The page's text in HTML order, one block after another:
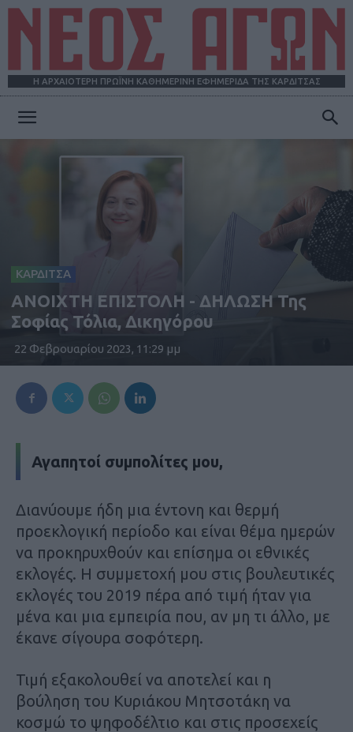
Η ΑΡΧΑΙΟΤΕΡΗ ΠΡΩΪΝΗ ΚΑΘΗΜΕΡΙΝΗ ΕΦΗΜΕΡΙΔΑ ΤΗΣ ΚΑΡΔΙΤΣΑΣ
ΚΑΡΔΙΤΣΑ
ΑΝΟΙΧΤΗ ΕΠΙΣΤΟΛΗ - ΔΗΛΩΣΗ Της
Σοφίας Τόλια, Δικηγόρου
22 Φεβρουαρίου 2023, 11:29 μμ
Αγαπητοί συμπολίτες μου,
Διανύουμε ήδη μια έντονη και θερμή
προεκλογική περίοδο και είναι θέμα ημερών
να προκηρυχθούν και επίσημα οι εθνικές
εκλογές. Η συμμετοχή μου στις βουλευτικές
εκλογές του 2019 πέρα από τιμή ήταν για
μένα και μια εμπειρία που, αν μη τι άλλο, με
έκανε σίγουρα σοφότερη.
Τιμή εξακολουθεί να αποτελεί και η
βούληση του Κυριάκου Μητσοτάκη να
κοσμώ το ψηφοδέλτιο και στις προσεχείς